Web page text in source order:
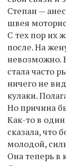
Степан —
швея
С тех пор их
после. На
невозможно.
стала часто
ничего не
кулаки.
Но причина
Как-то в
сказала, что
молодой,
Она теперь в